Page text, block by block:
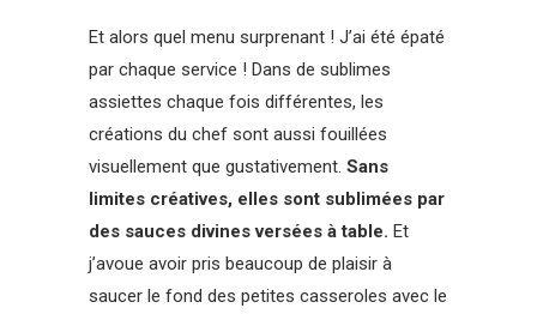
Et alors quel menu surprenant ! J’ai été épaté
par chaque service ! Dans de sublimes
assiettes chaque fois différentes, les
créations du chef sont aussi fouillées
visuellement que gustativement. Sans
limites créatives, elles sont sublimées par
des sauces divines versées à table. Et
j’avoue avoir pris beaucoup de plaisir à
saucer le fond des petites casseroles avec le